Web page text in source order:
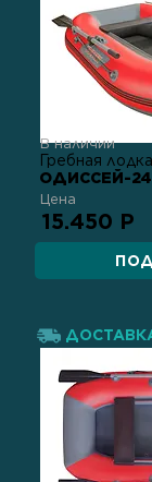
В наличии
Гребная
ОДИССЕЙ-
Цена
15.450 Р